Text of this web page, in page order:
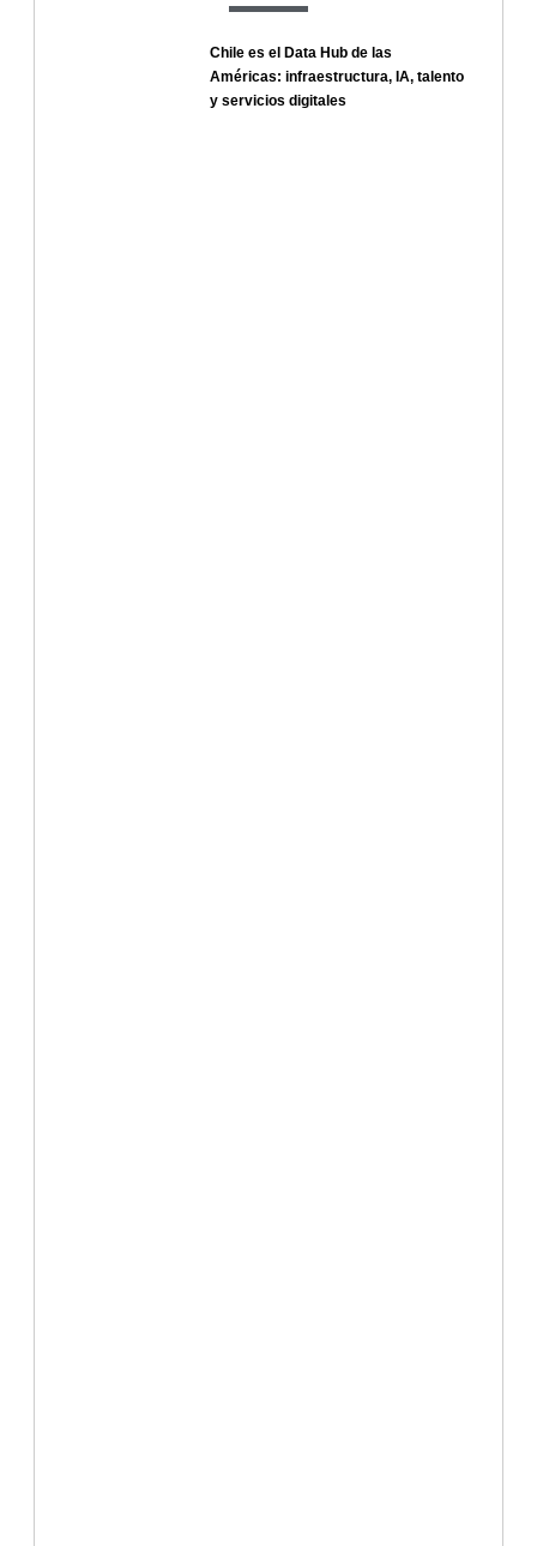
Chile es el Data Hub de las
Américas: infraestructura, IA, talento
y servicios digitales